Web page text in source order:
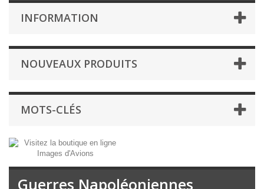
INFORMATION
NOUVEAUX PRODUITS
MOTS-CLÉS
Guerres Napoléoniennes